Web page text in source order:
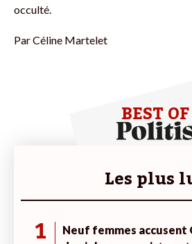
occulté.
ParCéline Martelet
BEST OF
Les plus
1
Neuf femmes accusent